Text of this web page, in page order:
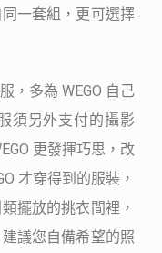
一套組，更可選擇
，多為 WEGO 自己
須另外支付的攝影
更發揮巧思，改
才穿得到的服裝，
擺放的挑衣間裡，
議您自備希望的照